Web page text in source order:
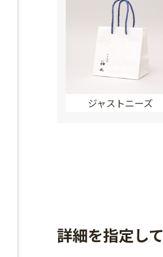
ジャストニーズ
詳細を指定し